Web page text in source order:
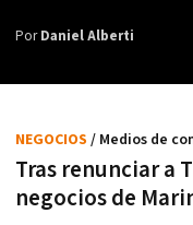
PorDaniel Alberti
Tras renunciar a
negocios de
NEGOCIOS / Medios de